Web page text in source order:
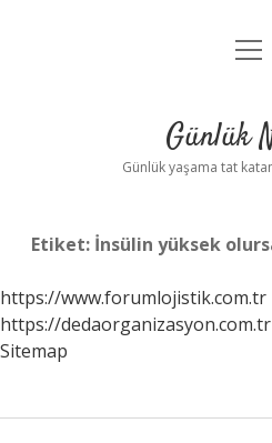
Yasal
Günlük
Günlük yaşama tat
Etiket: İnsülin yüksek
https://www.forumlojistik.com.tr
https://dedaorganizasyon.com.tr
Sitemap